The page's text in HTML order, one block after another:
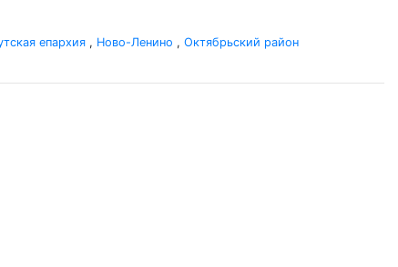
епархия , Ново-Ленино , Октябрьский район